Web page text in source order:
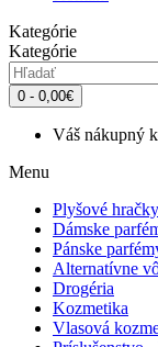
Kategórie
Kategórie
0 - 0,00€
Váš nákupný
Menu
Plyšové
Dámske
Pánske
Alternatívne
Drogéria
Kozmetika
Vlasová